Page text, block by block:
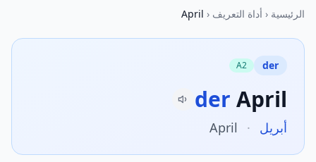
الرئيسية ‹ أداة التعريف ‹
April
der
A2
der April
أبريل ·
April